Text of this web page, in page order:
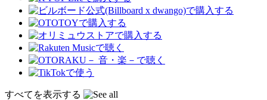
すべてを表示する